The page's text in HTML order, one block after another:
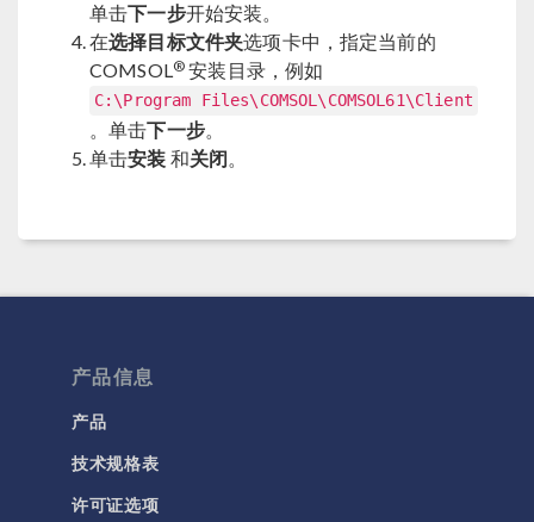
单击下一步开始安装。
在选择目标文件夹选项卡中，指定当前的
COMSOL® 安装目录，例如
C:\Program Files\COMSOL\COMSOL61\Client
。单击下一步。
单击安装 和关闭。
产品信息
产品
技术规格表
许可证选项